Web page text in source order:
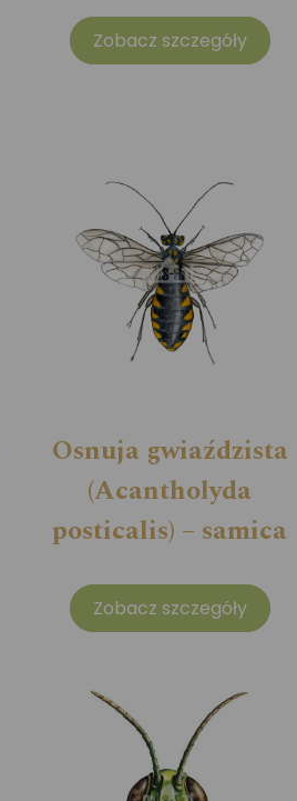
Zobacz szczegóły
Osnuja gwiaździsta
(Acantholyda
posticalis) – samica
Zobacz szczegóły